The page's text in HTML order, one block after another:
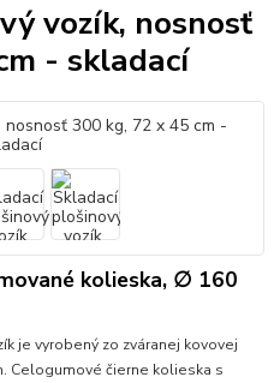
vozík, nosnosť
- skladací
kolieska, ∅ 160
je vyrobený zo zváranej kovovej
Celogumové čierne kolieska s